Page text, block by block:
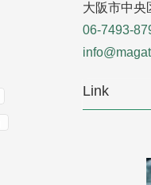
大阪市中央
06-7493-
Link